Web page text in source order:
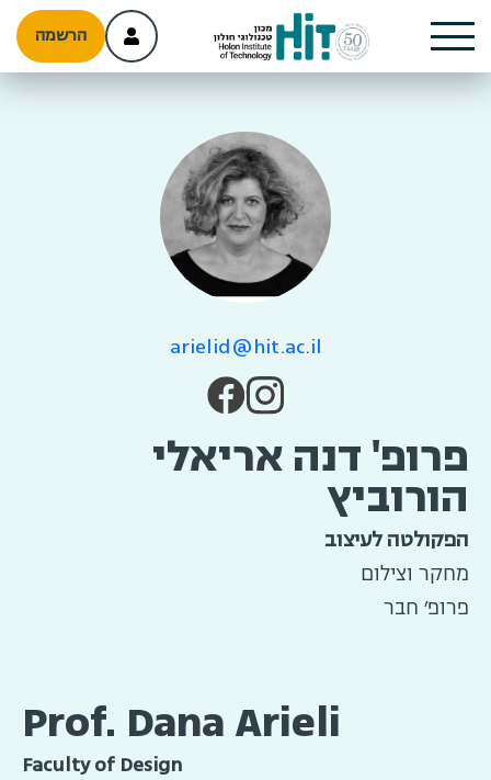
הרשמה
arielid@hit.ac.il
פרופ' דנה אריאלי
הורוביץ
הפקולטה לעיצוב
מחקר וצילום
פרופ׳ חבר
Prof. Dana Arieli
Faculty of Design